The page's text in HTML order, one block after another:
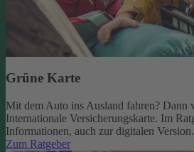
Grüne Karte
Mit dem Auto ins Ausland fahren? Dann
Internationale Versicherungskarte. Im
Informationen, auch zur digitalen Version.
Zum Ratgeber